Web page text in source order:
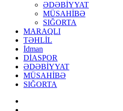
ƏDƏBİYYAT
MÜSAHİBƏ
SIĞORTA
MARAQLI
TƏHLİL
İdman
DİASPOR
ƏDƏBİYYAT
MÜSAHİBƏ
SIĞORTA